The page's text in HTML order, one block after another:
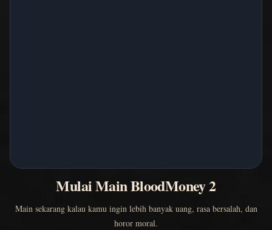
Mulai Main BloodMoney 2
Main sekarang kalau kamu ingin lebih banyak uang, rasa bersalah, dan
horor moral.